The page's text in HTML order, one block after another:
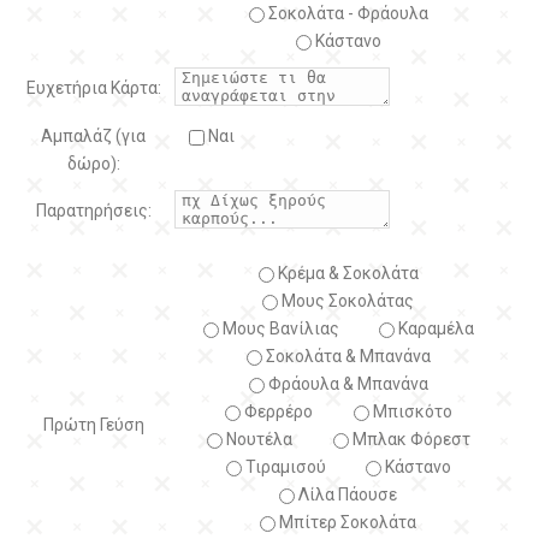
Σοκολάτα - Φράουλα
Κάστανο
Ευχετήρια Κάρτα:
Αμπαλάζ (για
δώρο):
Ναι
Παρατηρήσεις:
Πρώτη Γεύση
Κρέμα & Σοκολάτα
Μους Σοκολάτας
Μους Βανίλιας
Καραμέλα
Σοκολάτα & Μπανάνα
Φράουλα & Μπανάνα
Φερρέρο
Μπισκότο
Νουτέλα
Μπλακ Φόρεστ
Τιραμισού
Κάστανο
Λίλα Πάουσε
Μπίτερ Σοκολάτα